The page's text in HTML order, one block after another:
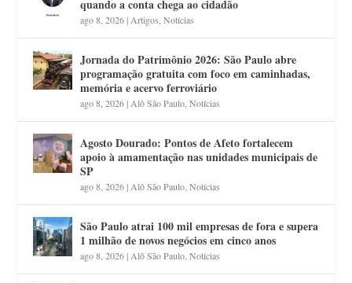
quando a conta chega ao cidadão
ago 8, 2026| Artigos ,Notícias
Jornada do Patrimônio 2026: São Paulo abre
programação gratuita com foco em caminhadas,
memória e acervo ferroviário
ago 8, 2026| Alô São Paulo ,Notícias
Agosto Dourado: Pontos de Afeto fortalecem
apoio à amamentação nas unidades municipais de
SP
ago 8, 2026| Alô São Paulo ,Notícias
São Paulo atrai 100 mil empresas de fora e supera
1 milhão de novos negócios em cinco anos
ago 8, 2026| Alô São Paulo ,Notícias